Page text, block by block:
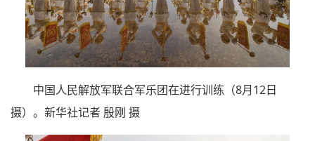
中国人民解放军联合军乐团在进行训练（8月12日
摄）。新华社记者 殷刚 摄